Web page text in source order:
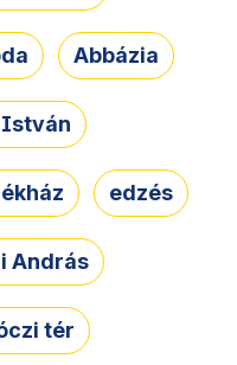
Abbázia
István
edzés
András
tér